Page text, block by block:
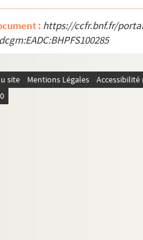
: https://ccfr.bnf.fr/
site Mentions Légales